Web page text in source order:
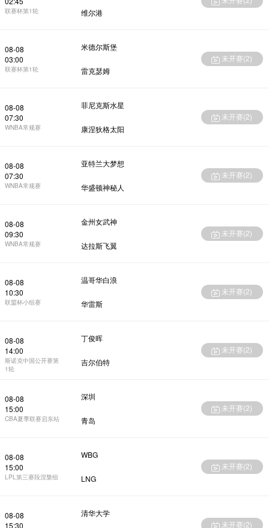
联赛杯第1轮 维尔港
08-08
03:00
联赛杯第1轮
米德尔斯堡
雷克瑟姆
未开赛(2)
08-08
07:30
WNBA常规赛
菲尼克斯水星
康涅狄格太阳
未开赛(2)
08-08
07:30
WNBA常规赛
亚特兰大梦想
华盛顿神秘人
未开赛(2)
08-08
09:30
WNBA常规赛
金州女武神
达拉斯飞翼
未开赛(2)
08-08
10:30
联盟杯小组赛
温哥华白浪
华雷斯
未开赛(2)
08-08
14:00
斯诺克中国公开赛第
1轮
丁俊晖
吉尔伯特
未开赛(2)
08-08
15:00
CBA夏季联赛启东站
深圳
青岛
未开赛(2)
08-08
15:00
LPL第三赛段涅槃组
WBG
LNG
未开赛(2)
08-08
15:30
清华大学
未开赛(2)